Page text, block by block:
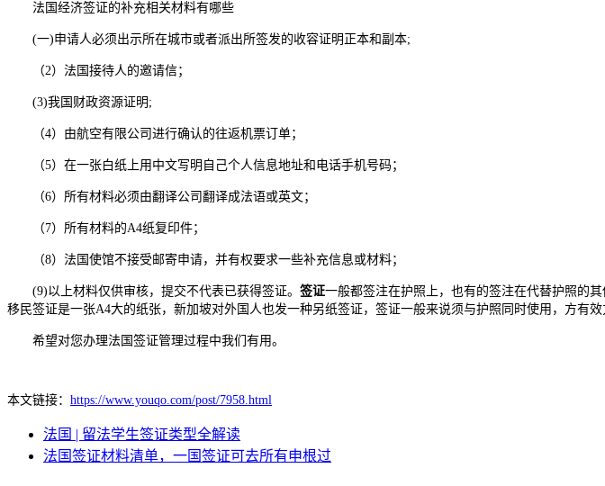
法国经济签证的补充相关材料有哪些
(一)申请人必须出示所在城市或者派出所签发的收容证明正本和副本;
（2）法国接待人的邀请信；
(3)我国财政资源证明;
（4）由航空有限公司进行确认的往返机票订单；
（5）在一张白纸上用中文写明自己个人信息地址和电话手机号码；
（6）所有材料必须由翻译公司翻译成法语或英文；
（7）所有材料的A4纸复印件；
（8）法国使馆不接受邮寄申请，并有权要求一些补充信息或材料；
(9)以上材料仅供审核，提交不代表已获得签证。 签证一般都签注在护照上，也有的签注在代替护照的
移民签证是一张A4大的纸张，新加坡对外国人也发一种另纸签证，签证一般来说须与护照同时使用，方有效
希望对您办理法国签证管理过程中我们有用。
本文链接： https://www.youqo.com/post/7958.html
法国 | ​留法学生签证类型全解读
法国签证材料清单，一国签证可去所有申根过